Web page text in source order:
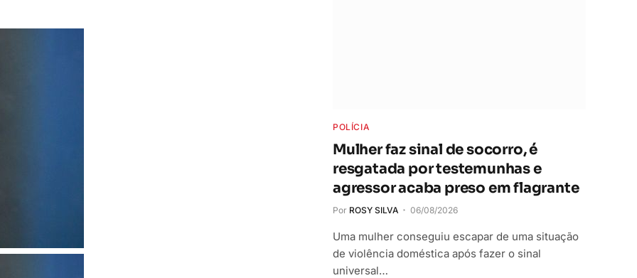
POLÍCIA
Mulher faz sinal de socorro, é
resgatada por testemunhas e
agressor acaba preso em flagrante
Por ROSY SILVA 06/08/2026
Uma mulher conseguiu escapar de uma situação
de violência doméstica após fazer o sinal
universal…